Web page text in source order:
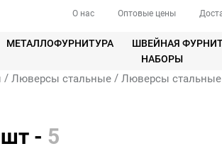
О нас Оптовые цены
МЕТАЛЛОФУРНИТУРА ШВЕЙНАЯ
НАБОРЫ
/ Люверсы стальные / Люверсы
- 5